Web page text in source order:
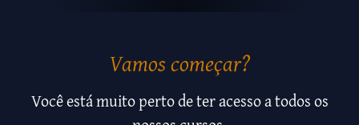
Vamos começar?
Você está muito perto de ter acesso a todos os